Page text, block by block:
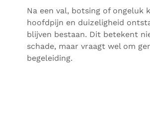
Na een val, botsing of ongeluk
hoofdpijn en duizeligheid
blijven bestaan. Dit betekent
schade, maar vraagt wel om
begeleiding.